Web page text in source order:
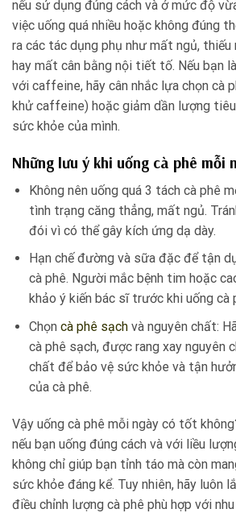
nếu sử dụng đúng cách và ở mức độ
việc uống quá nhiều hoặc không đúng
ra các tác dụng phụ như mất ngủ, thiếu
hay mất cân bằng nội tiết tố. Nếu bạn
với caffeine, hãy cân nhắc lựa chọn cà
khử caffeine) hoặc giảm dần lượng
sức khỏe của mình.
Những lưu ý khi uống cà phê mỗi
Không nên uống quá 3 tách cà phê
tình trạng căng thẳng, mất ngủ.
đói vì có thể gây kích ứng dạ dày.
Hạn chế đường và sữa đặc để tận
cà phê. Người mắc bệnh tim hoặc
khảo ý kiến bác sĩ trước khi uống cà
Chọn cà phê sạch và nguyên chất:
cà phê sạch, được rang xay nguyên
chất để bảo vệ sức khỏe và tận
của cà phê.
Vậy uống cà phê mỗi ngày có tốt
nếu bạn uống đúng cách và với liều
không chỉ giúp bạn tỉnh táo mà còn
sức khỏe đáng kể. Tuy nhiên, hãy luôn
điều chỉnh lượng cà phê phù hợp với